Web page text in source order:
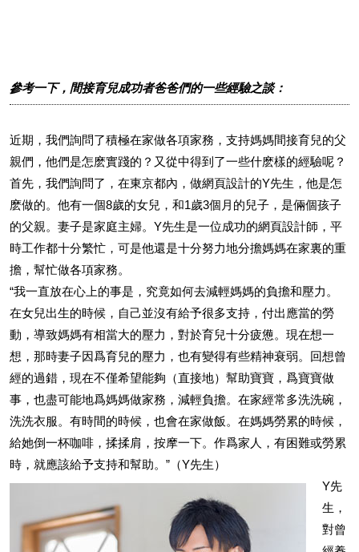
參考一下，間接育兒成功者爸爸們的一些經驗之談：
近期，我們詢問了積極在家做各項家務，支持媽媽間接育兒的父
親們，他們是怎麽實踐的？又從中得到了一些什麽樣的經驗呢？
首先，我們詢問了，在東京都內，做網頁設計的Y先生，他是怎
麽做的。他有一個8歲的女兒，和1歲3個月的兒子，是倆個孩子
的父親。妻子是家庭主婦。Y先生是一位成功的網頁設計師，平
時工作都十分繁忙，可是他還是十分努力地分擔媽媽在家裏的重
擔，幫忙做各項家務。
“我一直放在心上的事是，究竟如何去減輕媽媽的負擔和壓力。
在女兒出生的時候，自己並沒有給予很多支持，付出應當的勞
動，導致媽媽有相當大的壓力，對於育兒十分疲憊。現在想一
想，那時妻子因爲育兒的壓力，也有變得有些精神衰弱。回想曾
經的過錯，現在不僅希望能夠（直接地）幫助寶寶，爲寶寶做
事，也盡可能地爲媽媽做家務，減輕負擔。在家經常多洗洗碗，
洗洗衣服。有時間的時候，也會在家做飯。在媽媽勞累的時候，
給她倒一杯咖啡，揉揉肩，按摩一下。作爲家人，有困難或勞累
時，就應該給予支持和幫助。”（Y先生）
Y先
生，
對曾